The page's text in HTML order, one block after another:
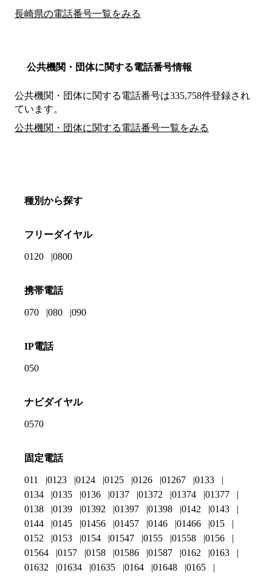
長崎県の電話番号一覧をみる
公共機関・団体に関する電話番号情報
公共機関・団体に関する電話番号は335,758件登録され
ています。
公共機関・団体に関する電話番号一覧をみる
種別から探す
フリーダイヤル
0120 0800
携帯電話
070 080 090
IP電話
050
ナビダイヤル
0570
固定電話
011 0123 0124 0125 0126 01267
0133
0134
0135 0136 0137 01372 01374
01377
0138
0139 01392 01397 01398 0142
0143
0144
0145 01456 01457 0146 01466
015
0152
0153 0154 01547 0155 01558
0156
01564
0157 0158 01586 01587 0162
0163
01632
01634 01635 0164 01648 0165